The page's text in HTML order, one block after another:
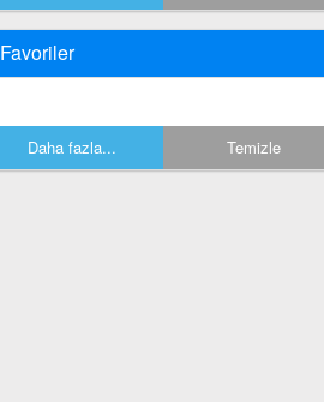
Favoriler
Daha fazla... Temizle